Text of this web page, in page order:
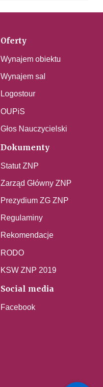
Oferty
Wynajem obiektu
Wynajem sal
Logostour
OUPiS
Głos Nauczycielski
Dokumenty
Statut ZNP
Zarząd Główny ZNP
Prezydium ZG ZNP
Regulaminy
Rekomendacje
RODO
KSW ZNP 2019
Social media
Facebook